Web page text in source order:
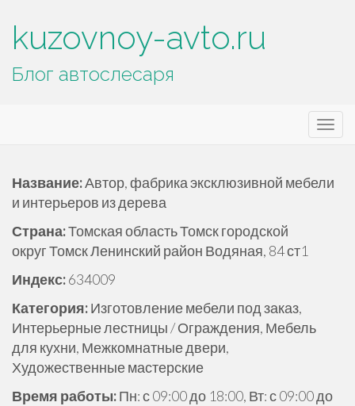
kuzovnoy-avto.ru
Блог автослесаря
Название:Автор, фабрика эксклюзивной мебели
и интерьеров из дерева
Страна:Томская область Томск городской
округ Томск Ленинский район Водяная, 84 ст1
Индекс:634009
Категория:Изготовление мебели под заказ,
Интерьерные лестницы / Ограждения, Мебель
для кухни, Межкомнатные двери,
Художественные мастерские
Время работы:Пн: с 09:00 до 18:00, Вт: с 09:00 до